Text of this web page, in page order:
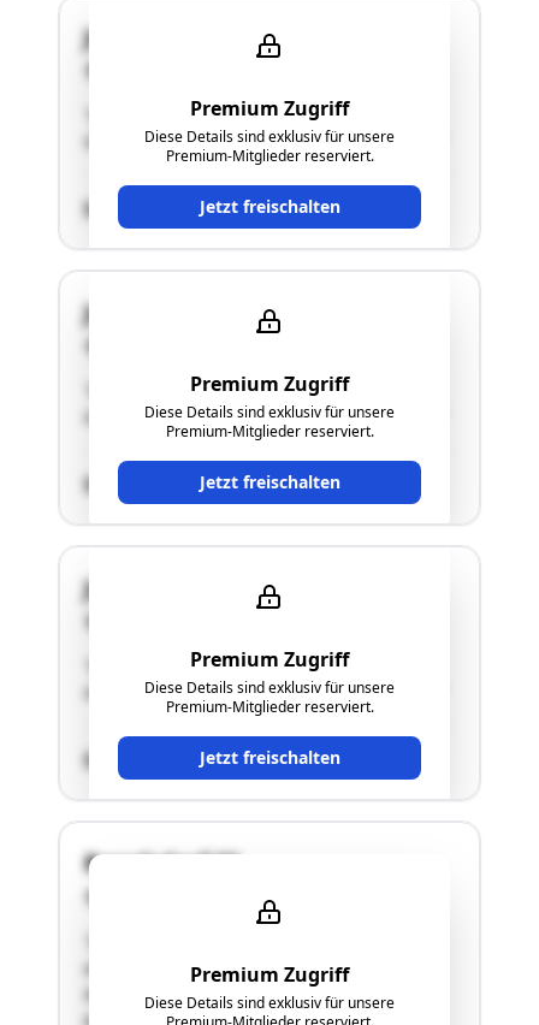
Premium Zugriff
Diese Details sind exklusiv für unsere
Premium-Mitglieder reserviert.
Jetzt freischalten
Jetzelsdorf 147
"Einfamilienhaus mit schlechtem
GesamtzustandWidmung: Bauland Agrargebiet"
SCHÄTZWERT
Premium Zugriff
Diese Details sind exklusiv für unsere
Premium-Mitglieder reserviert.
Jetzt freischalten
Jetzelsdorf 147
"Einfamilienhaus mit schlechtem
GesamtzustandWidmung: Bauland Agrargebiet"
SCHÄTZWERT
Premium Zugriff
Diese Details sind exklusiv für unsere
Premium-Mitglieder reserviert.
Jetzt freischalten
Jetzelsdorf 147
"Einfamilienhaus mit schlechtem
GesamtzustandWidmung: Bauland Agrargebiet"
SCHÄTZWERT
Premium Zugriff
Diese Details sind exklusiv für unsere
Ragelsdorf 32
an der Landesstrasse. Das Wohnhaus, die
Nebenräume, die Scheune und der Schuppen